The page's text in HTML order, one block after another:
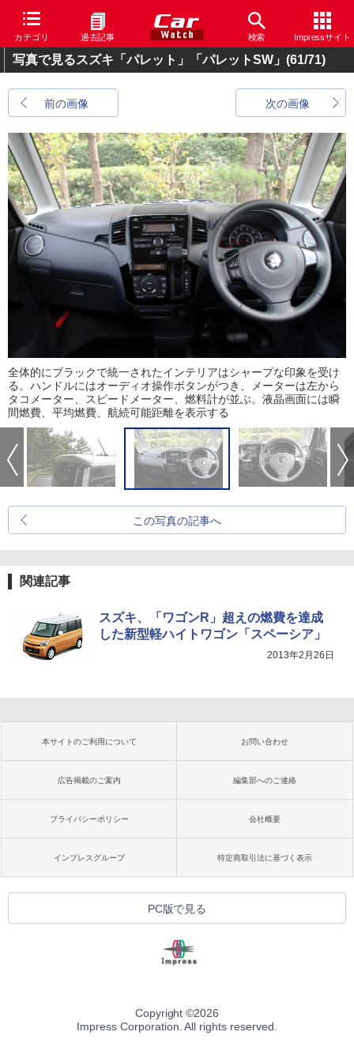
カテゴリ 過去記事 検索 Impressサイト
写真で見るスズキ「パレット」「パレットSW」 (61/71)
前の画像 次の画像
全体的にブラックで統一されたインテリアはシャープな印象を受け
る。ハンドルにはオーディオ操作ボタンがつき、メーターは左から
タコメーター、スピードメーター、燃料計が並ぶ。液晶画面には瞬
間燃費、平均燃費、航続可能距離を表示する
この写真の記事へ
関連記事
スズキ、「ワゴンR」超えの燃費を達成
した新型軽ハイトワゴン「スペーシア」
2013年2月26日
本サイトのご利用について お問い合わせ
広告掲載のご案内 編集部へのご連絡
プライバシーポリシー 会社概要
インプレスグループ 特定商取引法に基づく表示
PC版で見る
Copyright ©2026
Impress Corporation. All rights reserved.